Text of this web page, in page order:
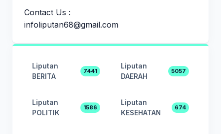
Contact Us :
infoliputan68@gmail.com
Liputan
BERITA
7441
Liputan
DAERAH
5057
Liputan
POLITIK
1586
Liputan
KESEHATAN
674